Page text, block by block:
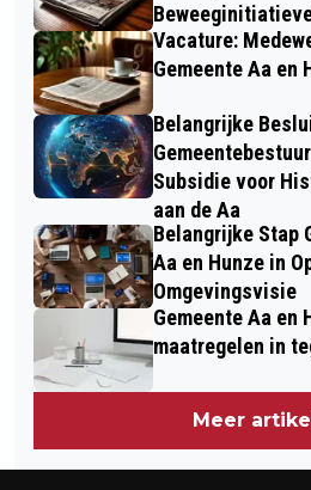
Vacature:
Gemeente Aa en
Belangrijke
Subsidie voor
aan de Aa
Belangrijke Stap
Aa en Hunze in
Omgevingsvisie
Gemeente Aa en
maatregelen in
Meer